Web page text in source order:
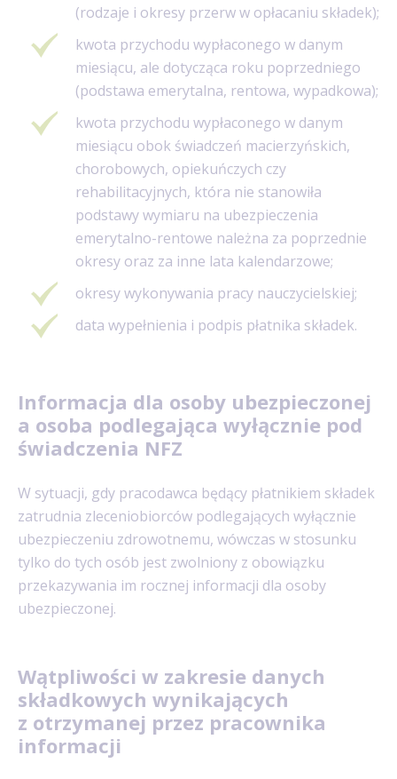
(rodzaje i okresy przerw w opłacaniu składek);
kwota przychodu wypłaconego w danym
miesiącu, ale dotycząca roku poprzedniego
(podstawa emerytalna, rentowa, wypadkowa);
kwota przychodu wypłaconego w danym
miesiącu obok świadczeń macierzyńskich,
chorobowych, opiekuńczych czy
rehabilitacyjnych, która nie stanowiła
podstawy wymiaru na ubezpieczenia
emerytalno-rentowe należna za poprzednie
okresy oraz za inne lata kalendarzowe;
okresy wykonywania pracy nauczycielskiej;
data wypełnienia i podpis płatnika składek.
Informacja dla osoby ubezpieczonej
a osoba podlegająca wyłącznie pod
świadczenia NFZ
W sytuacji, gdy pracodawca będący płatnikiem składek
zatrudnia zleceniobiorców podlegających wyłącznie
ubezpieczeniu zdrowotnemu, wówczas w stosunku
tylko do tych osób jest zwolniony z obowiązku
przekazywania im rocznej informacji dla osoby
ubezpieczonej.
Wątpliwości w zakresie danych
składkowych wynikających
z otrzymanej przez pracownika
informacji